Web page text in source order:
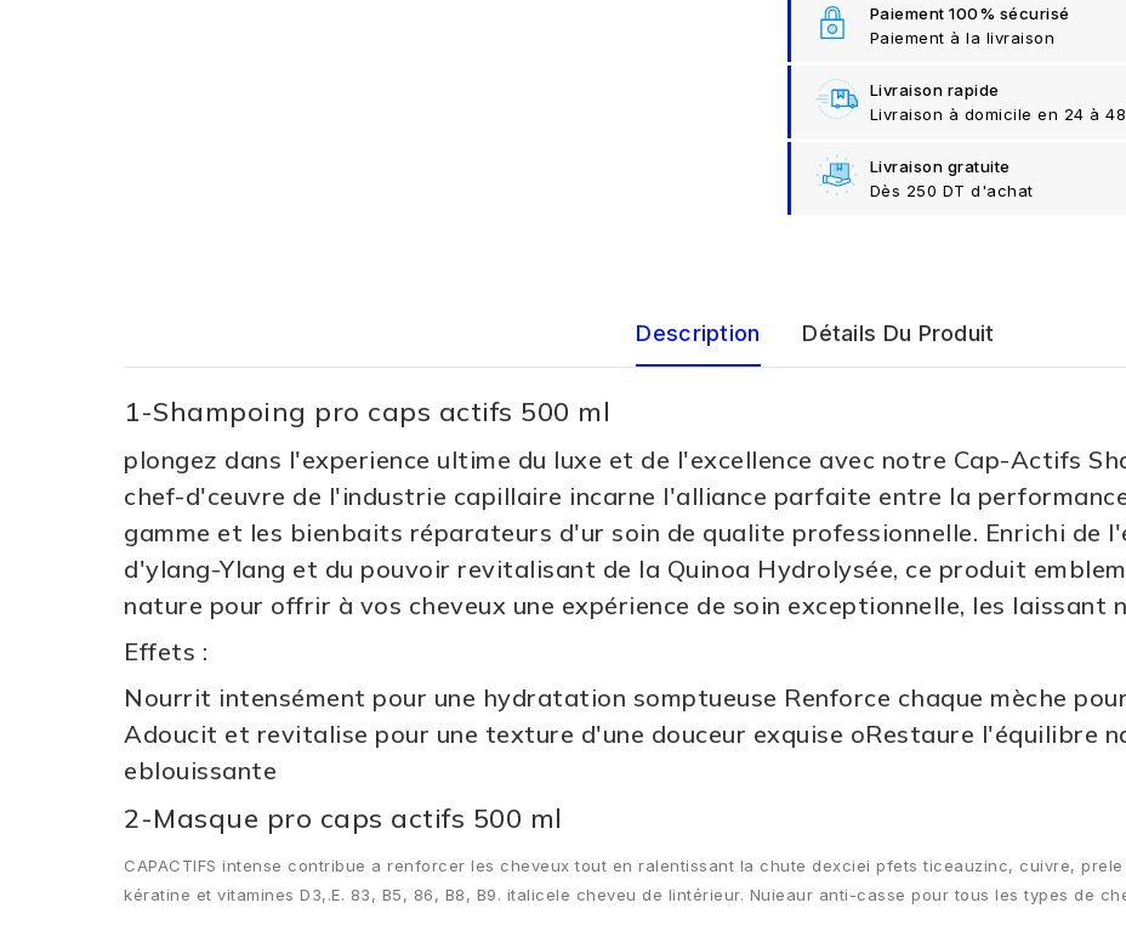
Paiement 100% sécurisé
Paiement à la livraison
Livraison rapide
Livraison à domicile en 24 à
Livraison gratuite
Dès 250 DT d'achat
Description Détails Du Produit
1-Shampoing pro caps actifs 500 ml
plongez dans l'experience ultime du luxe et de l'excellence avec notre Cap-Actifs
chef-d'ceuvre de l'industrie capillaire incarne l'alliance parfaite entre la
gamme et les bienbaits réparateurs d'ur soin de qualite professionnelle. Enrichi de
d'ylang-Ylang et du pouvoir revitalisant de la Quinoa Hydrolysée, ce produit
nature pour offrir à vos cheveux une expérience de soin exceptionnelle, les laissant
Effets :
Nourrit intensément pour une hydratation somptueuse Renforce chaque mèche
Adoucit et revitalise pour une texture d'une douceur exquise oRestaure l'équilibre
eblouissante
2-Masque pro caps actifs 500 ml
CAPACTIFS intense contribue a renforcer les cheveux tout en ralentissant la chute dexciei pfets ticeauzinc, cuivre,
kératine et vitamines D3,.E. 83, B5, 86, B8, B9. italicele cheveu de lintérieur. Nuieaur anti-casse pour tous les types de